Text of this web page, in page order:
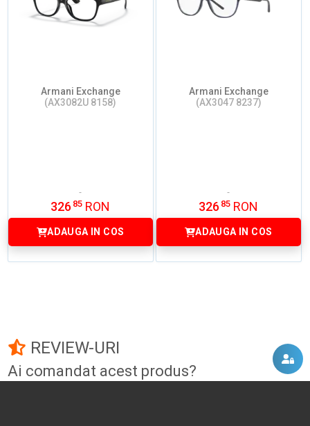
Armani Exchange
(AX3082U 8158)
326 85 RON
ADAUGA IN COS
Armani Exchange
(AX3047 8237)
326 85 RON
ADAUGA IN COS
REVIEW-URI
Ai comandat acest produs?